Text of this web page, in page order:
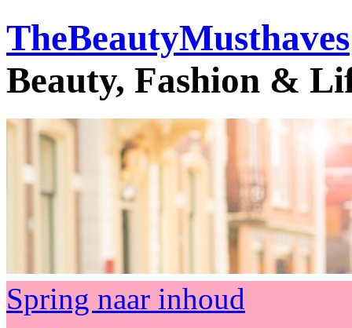
TheBeautyMusthaves
Beauty, Fashion &
Spring naar inhoud